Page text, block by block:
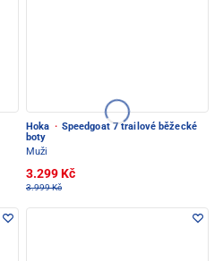
Hoka · Speedgoat 7 trailové běžecké
boty
Muži
3.299 Kč
3.999 Kč